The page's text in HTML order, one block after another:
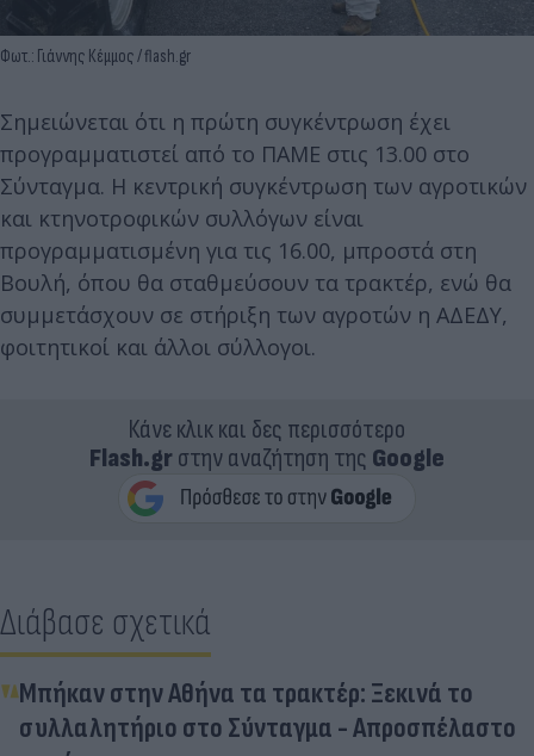
Φωτ.: Γιάννης Κέμμος / flash.gr
Σημειώνεται ότι η πρώτη συγκέντρωση έχει
προγραμματιστεί από το ΠΑΜΕ στις 13.00 στο
Σύνταγμα. Η κεντρική συγκέντρωση των αγροτικών
και κτηνοτροφικών συλλόγων είναι
προγραμματισμένη για τις 16.00, μπροστά στη
Βουλή, όπου θα σταθμεύσουν τα τρακτέρ, ενώ θα
συμμετάσχουν σε στήριξη των αγροτών η ΑΔΕΔΥ,
φοιτητικοί και άλλοι σύλλογοι.
Κάνε κλικ και δες περισσότερο
Flash.grστην αναζήτηση της Google
Διάβασε σχετικά
Μπήκαν στην Αθήνα τα τρακτέρ: Ξεκινά το
συλλαλητήριο στο Σύνταγμα - Απροσπέλαστο